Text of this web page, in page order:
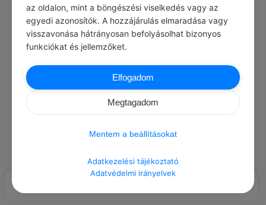
az oldalon, mint a böngészési viselkedés vagy az
egyedi azonosítók. A hozzájárulás elmaradása vagy
visszavonása hátrányosan befolyásolhat bizonyos
funkciókat és jellemzőket.
Elfogadom
Megtagadom
Mentem a beállításokat
Adatkezelési tájékoztató
Adatvédelmi irányelvek